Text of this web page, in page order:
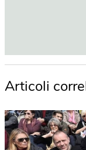
Articoli